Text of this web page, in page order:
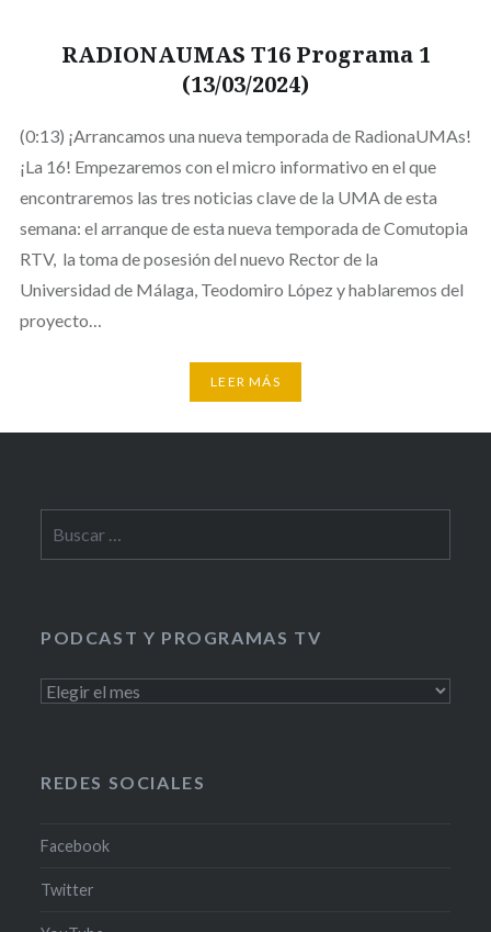
RADIONAUMAS T16 Programa 1
(13/03/2024)
(0:13) ¡Arrancamos una nueva temporada de RadionaUMAs!
¡La 16! Empezaremos con el micro informativo en el que
encontraremos las tres noticias clave de la UMA de esta
semana: el arranque de esta nueva temporada de Comutopia
RTV, la toma de posesión del nuevo Rector de la
Universidad de Málaga, Teodomiro López y hablaremos del
proyecto…
LEER MÁS
PODCAST Y PROGRAMAS TV
PODCAST
REDES SOCIALES
Facebook
Twitter